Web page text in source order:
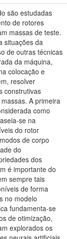
são estudadas
de rotores
massas de teste.
situações da
de outras técnicas
da máquina,
colocação e
resolver
construtivas
A primeira
como
se na
do rotor
de corpo
do
dos
é importante do
sempre tais
de forma
no modelo
fundamenta-se
de otimização,
explorados os